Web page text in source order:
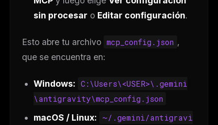
sin procesar o Editar configuración.
Esto abre tu archivo mcp_config.json ,
que se encuentra en:
Windows: C:\Users\<USER>\.gemini
\antigravity\mcp_config.json
macOS / Linux:
~/.gemini/antigravi